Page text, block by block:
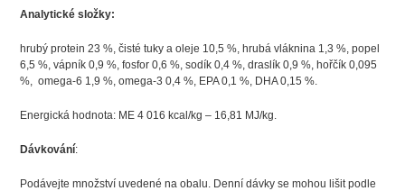
Analytické složky:
hrubý protein 23 %, čisté tuky a oleje 10,5 %, hrubá vláknina 1,3 %, popel
6,5 %, vápník 0,9 %, fosfor 0,6 %, sodík 0,4 %, draslík 0,9 %, hořčík 0,095
%, omega-6 1,9 %, omega-3 0,4 %, EPA 0,1 %, DHA 0,15 %.
Energická hodnota: ME 4 016 kcal/kg – 16,81 MJ/kg.
Dávkování:
Podávejte množství uvedené na obalu. Denní dávky se mohou lišit podle